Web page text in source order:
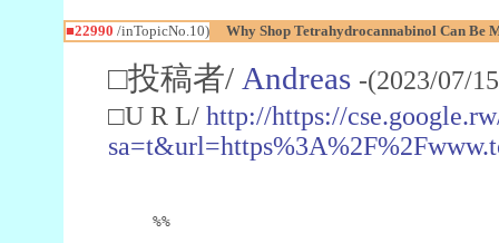
■22990 /inTopicNo.10) Why Shop Tetrahydrocannabinol Can Be
□投稿者/ Andreas -(2023/07/
□U R L/ http://https://
%%